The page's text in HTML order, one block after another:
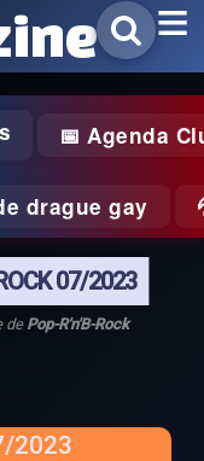
📅 Agenda
drague gay
07/2023
de Pop-R'n'B-Rock
2023